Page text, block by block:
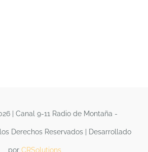
| Canal 9-11 Radio de Montaña -
Derechos Reservados | Desarrollado
por CRSolutions